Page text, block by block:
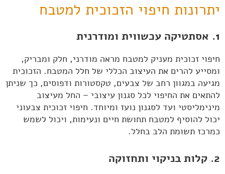
יתרונות חיפוי הזכוכית למטבח
1. אסתטיקה עכשווית ומודרנית
חיפוי זכוכית מעניק למטבח מראה מודרני, חלק ומבריק,
ומסייע להרים את העיצוב הכללי של חלל המטבח. הזכוכית
מגיעה במגוון רחב של צבעים, טקסטורות ודפוסים, כך שניתן
להתאים את החיפוי לכל סגנון עיצובי – החל מעיצוב
מינימליסטי ועד לסגנון נועז ומיוחד. חיפוי זכוכית צבעוני
יכול להוסיף למטבח תחושת חיים ונעימות, ויכול לשמש
כמרכז תשומת הלב בחלל.
2. קלות בניקוי ותחזוקה